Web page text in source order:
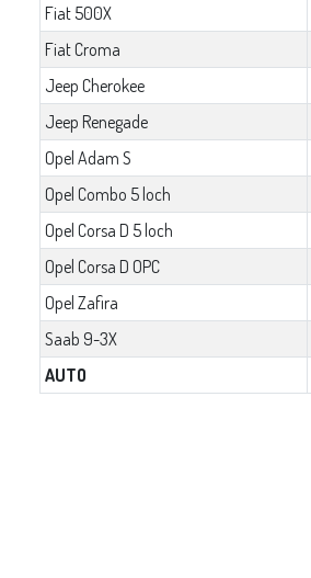
Fiat 500X
Fiat Croma
Jeep Cherokee
Jeep Renegade
Opel Adam S
Opel Combo 5 loch
Opel Corsa D 5 loch
Opel Corsa D OPC
Opel Zafira
Saab 9-3X
AUTO